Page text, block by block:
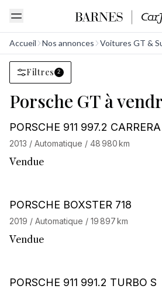
Accueil Nos annonces Voitures GT &
Filtres 2
Porsche GT à
Stock CarJager
PORSCHE 911 997.2
2013 / Automatique / 48 980 km
Vendue
PORSCHE BOXSTER 718
2019 / Automatique / 19 897 km
Vendue
Barnes Exclusive Stock CarJager
PORSCHE 911 991.2 TURBO S